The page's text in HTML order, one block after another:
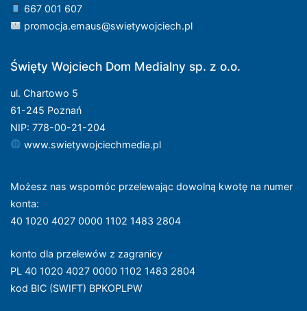
667 001 607
promocja.emaus@swietywojciech.pl
Święty Wojciech Dom Medialny sp. z o.o.
ul. Chartowo 5
61-245 Poznań
NIP: 778-00-21-204
www.swietywojciechmedia.pl
Możesz nas wspomóc przelewając dowolną kwotę na numer
konta:
40 1020 4027 0000 1102 1483 2804
konto dla przelewów z zagranicy
PL 40 1020 4027 0000 1102 1483 2804
kod BIC (SWIFT) BPKOPLPW